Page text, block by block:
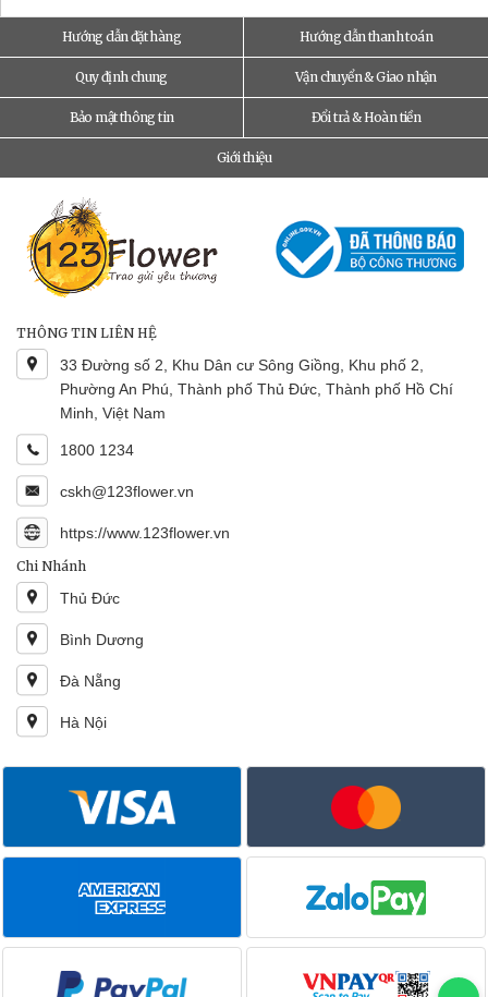
Hướng dẫn đặt hàng Hướng dẫn thanh toán
Quy định chung Vận chuyển & Giao nhận
Bảo mật thông tin Đổi trả & Hoàn tiền
Giới thiệu
THÔNG TIN LIÊN HỆ
33 Đường số 2, Khu Dân cư Sông Giồng, Khu phố 2,
Phường An Phú, Thành phố Thủ Đức, Thành phố Hồ Chí
Minh, Việt Nam
1800 1234
cskh@123flower.vn
https://www.123flower.vn
Chi Nhánh
Thủ Đức
Bình Dương
Đà Nẵng
Hà Nội